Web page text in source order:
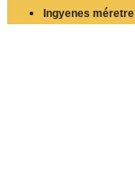
Ingyenes